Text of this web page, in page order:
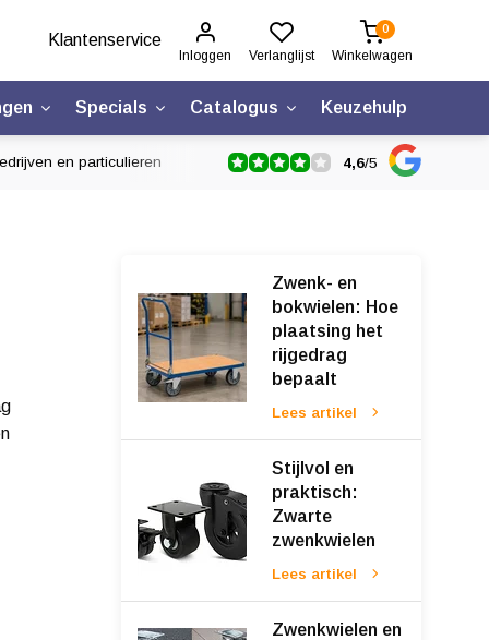
Klantenservice
Inloggen Verlanglijst
0
Winkelwagen
Specials Catalogus Keuzehulp
en particulieren 4,6/5
Zwenk- en
bokwielen: Hoe
plaatsing het
rijgedrag
bepaalt
Lees artikel
Stijlvol en
praktisch:
Zwarte
zwenkwielen
Lees artikel
Zwenkwielen en